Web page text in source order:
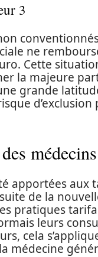
3
ne
Cette
la majeure
grande
apportées aux
de la
pratiques
leurs
cela
médecine